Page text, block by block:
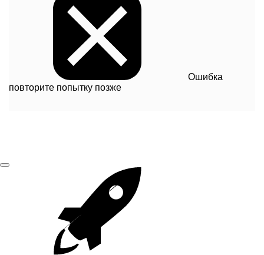
Ошибка
повторите попытку позже